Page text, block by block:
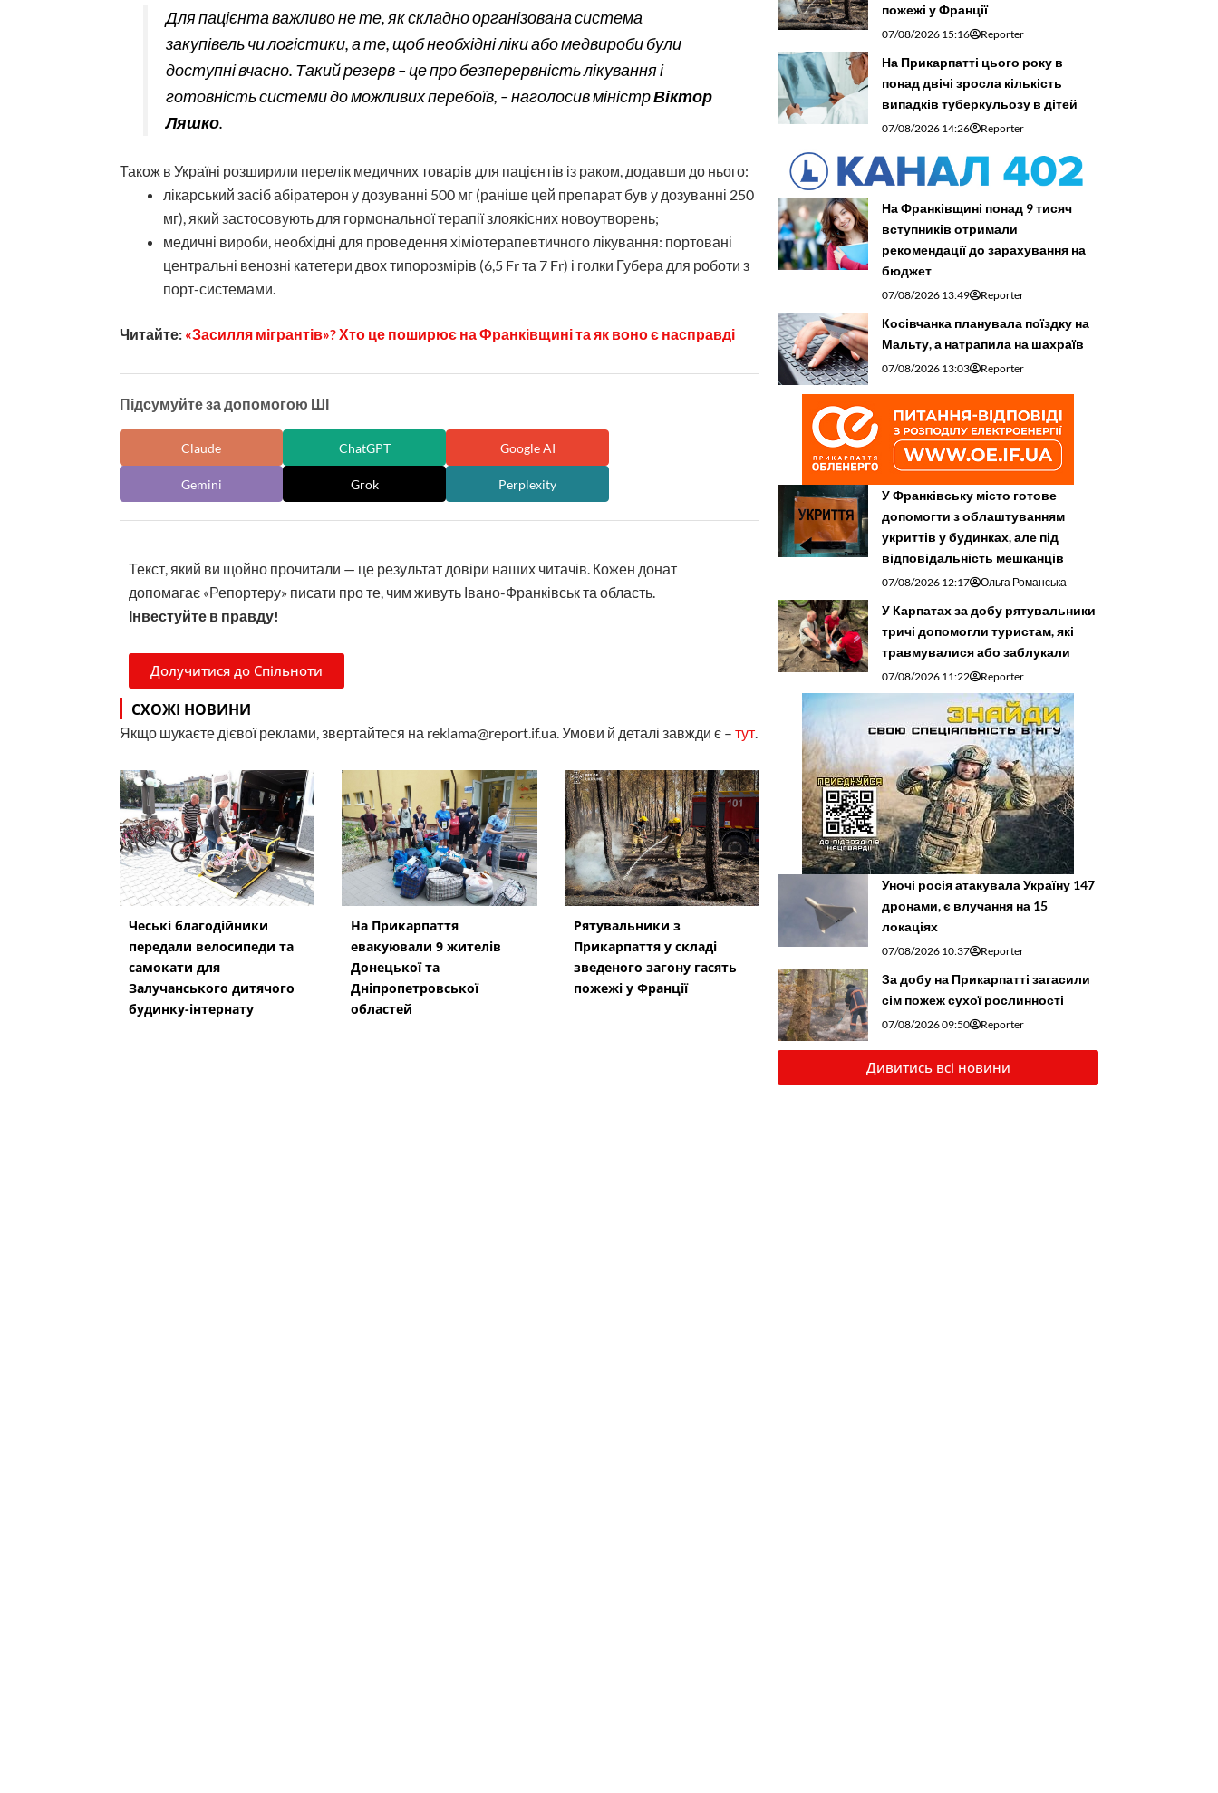
Для пацієнта важливо не те, як складно організована система
закупівель чи логістики, а те, щоб необхідні ліки або медвироби були
доступні вчасно. Такий резерв – це про безперервність лікування і
готовність системи до можливих перебоїв, – наголосив міністрВіктор
Ляшко.
Також в Україні розширили перелік медичних товарів для пацієнтів із раком, додавши до нього:
лікарський засіб абіратерон у дозуванні 500 мг (раніше цей препарат був у дозуванні 250
мг), який застосовують для гормональної терапії злоякісних новоутворень;
медичні вироби, необхідні для проведення хіміотерапевтичного лікування: портовані
центральні венозні катетери двох типорозмірів (6,5 Fr та 7 Fr) і голки Губера для роботи з
порт-системами.
Читайте: «Засилля мігрантів»? Хто це поширює на Франківщині та як воно є насправді
Підсумуйте за допомогою ШІ
Claude ChatGPT Google AI
Gemini Grok Perplexity
Текст, який ви щойно прочитали — це результат довіри наших читачів. Кожен донат
допомагає «Репортеру» писати про те, чим живуть Івано-Франківськ та область.
Інвестуйте в правду!
Долучитися до Спільноти
СХОЖІ НОВИНИ
Якщо шукаєте дієвої реклами, звертайтеся на reklama@report.if.ua. Умови й деталі завжди є – тут.
Чеські благодійники
передали велосипеди та
самокати для
Залучанського дитячого
будинку-інтернату
На Прикарпаття
евакуювали 9 жителів
Донецької та
Дніпропетровської
областей
Рятувальники з
Прикарпаття у складі
зведеного загону гасять
пожежі у Франції
пожежі у Франції
07/08/2026 15:16 Reporter
На Прикарпатті цього року в
понад двічі зросла кількість
випадків туберкульозу в дітей
07/08/2026 14:26 Reporter
На Франківщині понад 9 тисяч
вступників отримали
рекомендації до зарахування на
бюджет
07/08/2026 13:49 Reporter
Косівчанка планувала поїздку на
Мальту, а натрапила на шахраїв
07/08/2026 13:03 Reporter
У Франківську місто готове
допомогти з облаштуванням
укриттів у будинках, але під
відповідальність мешканців
07/08/2026 12:17 Ольга Романська
У Карпатах за добу рятувальники
тричі допомогли туристам, які
травмувалися або заблукали
07/08/2026 11:22 Reporter
Уночі росія атакувала Україну 147
дронами, є влучання на 15
локаціях
07/08/2026 10:37 Reporter
За добу на Прикарпатті загасили
сім пожеж сухої рослинності
07/08/2026 09:50 Reporter
Дивитись всі новини